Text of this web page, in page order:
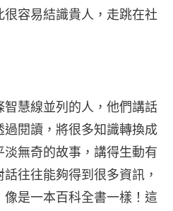
容易結識貴人，走跳在社
慧線並列的人，他們講話
閱讀，將很多知識轉換成
無奇的故事，講得生動有
往往能夠得到很多資訊，
是一本百科全書一樣！這